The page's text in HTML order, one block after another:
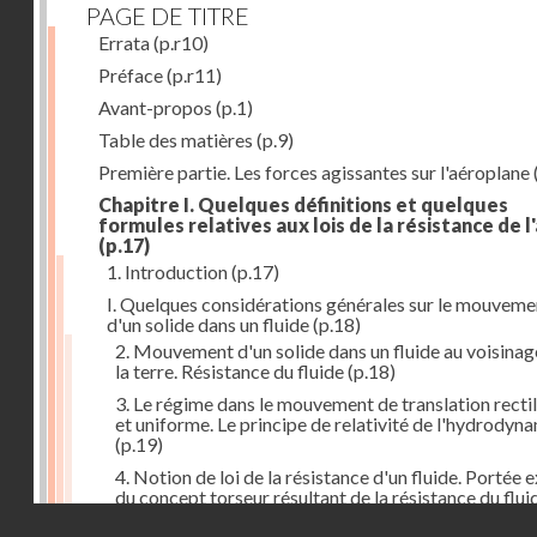
PAGE DE TITRE
Errata(p.r10)
Préface(p.r11)
Avant-propos (p.1)
Table des matières (p.9)
Première partie. Les forces agissantes sur l'aéroplane
Chapitre I. Quelques définitions et quelques
formules relatives aux lois de la résistance de
(p.17)
1. Introduction(p.17)
I. Quelques considérations générales sur le
d'un solide dans un fluide(p.18)
2. Mouvement d'un solide dans un fluide au
la terre. Résistance du fluide(p.18)
3. Le régime dans le mouvement de translation
et uniforme. Le principe de relativité de
(p.19)
4. Notion de loi de la résistance d'un fluide. Portée
du concept torseur résultant de la résistance du